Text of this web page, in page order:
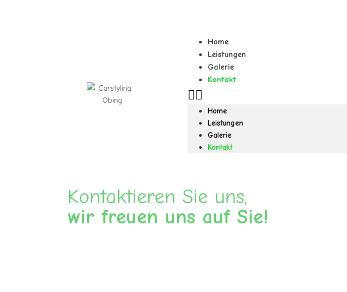
Home
Leistungen
Galerie
Kontakt
Home
Leistungen
Galerie
Kontakt
Kontaktieren Sie uns,
wir freuen uns auf Sie!